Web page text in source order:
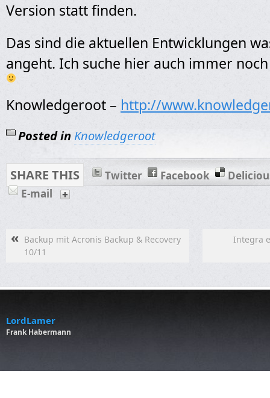
Version statt finden.
Das sind die aktuellen Entwicklungen
angeht. Ich suche hier auch immer
Knowledgeroot – http://
Posted in Knowledgeroot
SHARE THIS Twitter Facebook
E-mail
« Backup mit Acronis Backup & Recovery
10/11
Integra
LordLamer
Frank Habermann